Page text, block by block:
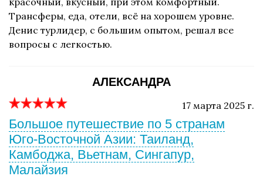
Трансферы, еда, отели, всё на хорошем уровне.
Денис турлидер, с большим опытом, решал все
вопросы с легкостью.
АЛЕКСАНДРА
17 марта 2025 г.
Большое путешествие по 5 странам
Юго-Восточной Азии: Таиланд,
Камбоджа, Вьетнам, Сингапур,
Малайзия